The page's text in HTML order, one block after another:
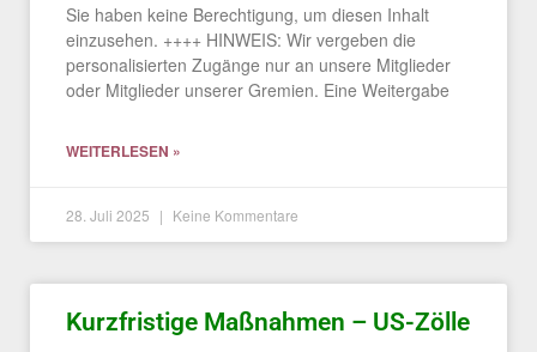
Sie haben keine Berechtigung, um diesen Inhalt
einzusehen. ++++ HINWEIS: Wir vergeben die
personalisierten Zugänge nur an unsere Mitglieder
oder Mitglieder unserer Gremien. Eine Weitergabe
WEITERLESEN »
28. Juli 2025 Keine Kommentare
Kurzfristige Maßnahmen – US-Zölle